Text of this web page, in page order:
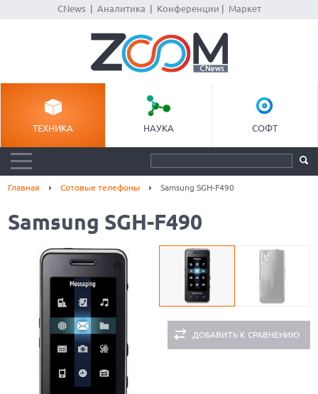
CNews| Аналитика Конференции Маркет
ТЕХНИКА НАУКА СОФТ
Главная Сотовые телефоны Samsung SGH-F490
Samsung SGH-F490
ДОБАВИТЬ К СРАВНЕНИЮ